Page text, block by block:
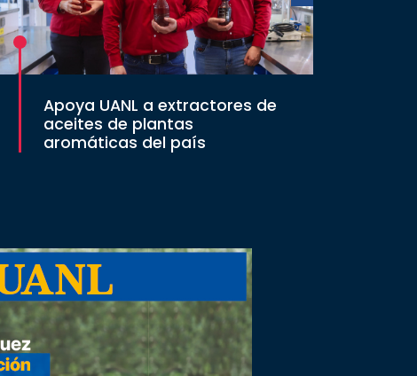
Apoya UANL a extractores de
aceites de plantas
aromáticas del país